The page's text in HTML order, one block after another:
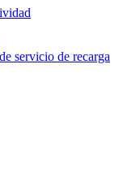
servicio de recarga